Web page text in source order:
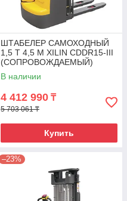
ШТАБЕЛЕР САМОХОДНЫЙ
1,5 Т 4,5 М XILIN CDDR15-III
(СОПРОВОЖДАЕМЫЙ)
В наличии
4 412 990 ₸
5 703 061 ₸
Купить
–23%